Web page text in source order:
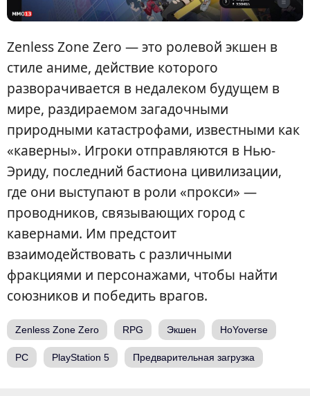
Zenless Zone Zero — это ролевой экшен в
стиле аниме, действие которого
разворачивается в недалеком будущем в
мире, раздираемом загадочными
природными катастрофами, известными как
«каверны». Игроки отправляются в Нью-
Эриду, последний бастиона цивилизации,
где они выступают в роли «прокси» —
проводников, связывающих город с
кавернами. Им предстоит
взаимодействовать с различными
фракциями и персонажами, чтобы найти
союзников и победить врагов.
Zenless Zone Zero RPG Экшен HoYoverse
PC PlayStation 5 Предварительная загрузка